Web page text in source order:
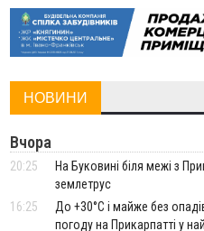
НОВИНИ
Вчора
20:25
На Буковині біля межі з
землетрус
16:25
До +30°C і майже без
погоду на Прикарпатті у